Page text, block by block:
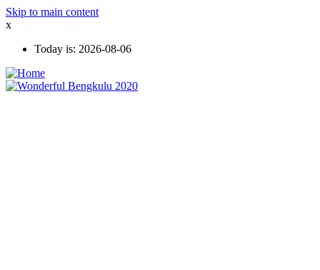
Skip to main content
x
Today is: 2026-08-06